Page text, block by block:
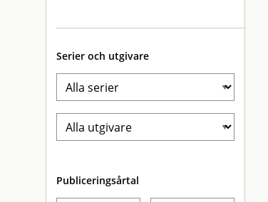
Serier och utgivare
Publiceringsårtal